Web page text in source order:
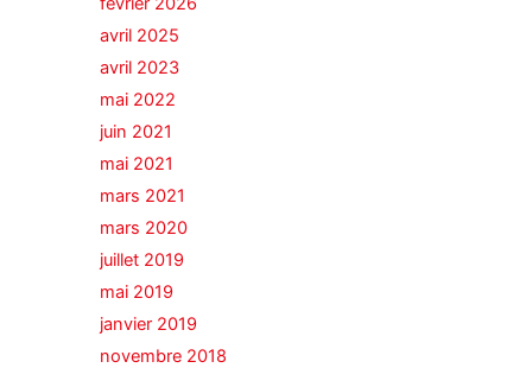
avril 2025
avril 2023
mai 2022
juin 2021
mai 2021
mars 2021
mars 2020
juillet 2019
mai 2019
janvier 2019
novembre 2018